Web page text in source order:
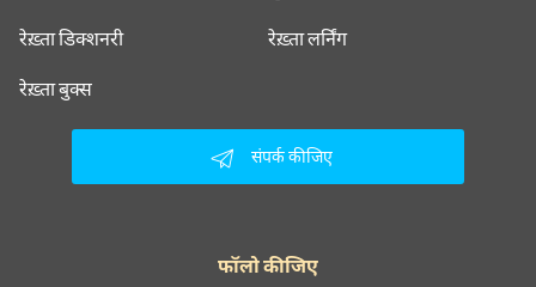
रेख़्ता डिक्शनरी रेख़्ता लर्निंग
रेख़्ता बुक्स
संपर्क कीजिए
फॉलो कीजिए